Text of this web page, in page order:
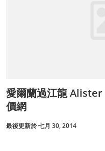
愛爾蘭過江龍
價網
最後更新於 七月 30, 2014